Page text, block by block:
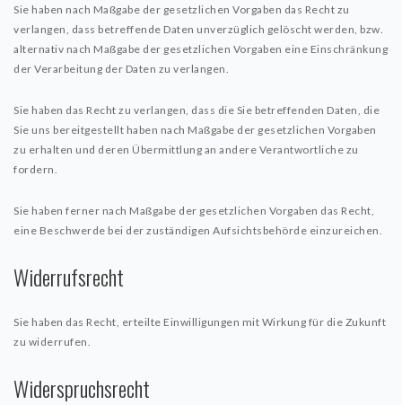
Sie haben nach Maßgabe der gesetzlichen Vorgaben das Recht zu
verlangen, dass betreffende Daten unverzüglich gelöscht werden, bzw.
alternativ nach Maßgabe der gesetzlichen Vorgaben eine Einschränkung
der Verarbeitung der Daten zu verlangen.
Sie haben das Recht zu verlangen, dass die Sie betreffenden Daten, die
Sie uns bereitgestellt haben nach Maßgabe der gesetzlichen Vorgaben
zu erhalten und deren Übermittlung an andere Verantwortliche zu
fordern.
Sie haben ferner nach Maßgabe der gesetzlichen Vorgaben das Recht,
eine Beschwerde bei der zuständigen Aufsichtsbehörde einzureichen.
Widerrufsrecht
Sie haben das Recht, erteilte Einwilligungen mit Wirkung für die Zukunft
zu widerrufen.
Widerspruchsrecht